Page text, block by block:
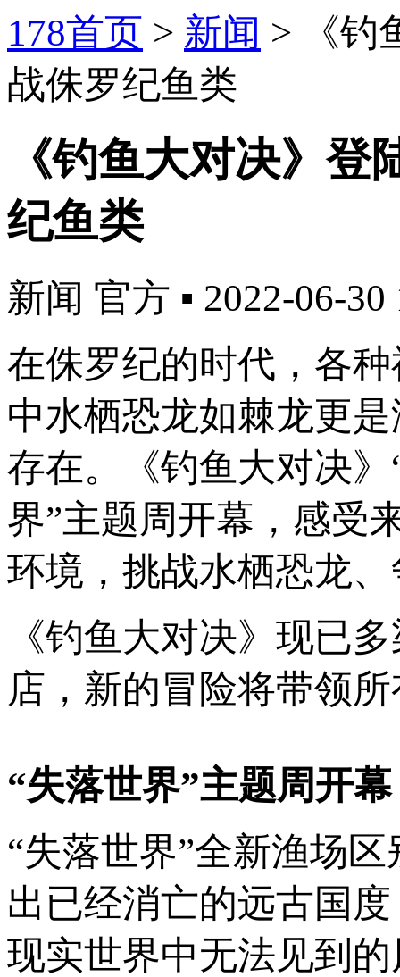
178首页 > 新闻 >
《
战侏罗纪鱼类
《钓鱼大对决》
纪鱼类
新闻 官方 ▪ 2022-06-30
在侏罗纪的时代，各
中水栖恐龙如棘龙更
存在。《钓鱼大对决
界”主题周开幕，感受
环境，挑战水栖恐龙
《钓鱼大对决》现已
店，新的冒险将带领
“失落世界”主题周开幕
“失落世界”全新渔场
出已经消亡的远古国
现实世界中无法见到